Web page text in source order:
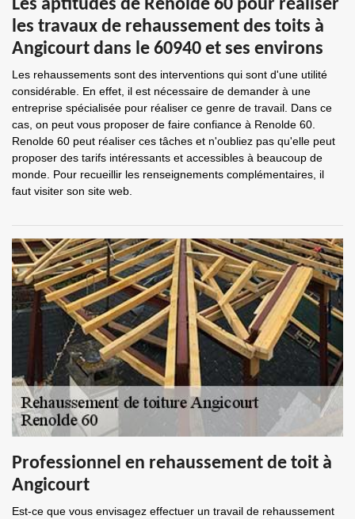
Les aptitudes de Renolde 60 pour réaliser
les travaux de rehaussement des toits à
Angicourt dans le 60940 et ses environs
Les rehaussements sont des interventions qui sont d'une utilité
considérable. En effet, il est nécessaire de demander à une
entreprise spécialisée pour réaliser ce genre de travail. Dans ce
cas, on peut vous proposer de faire confiance à Renolde 60.
Renolde 60 peut réaliser ces tâches et n'oubliez pas qu'elle peut
proposer des tarifs intéressants et accessibles à beaucoup de
monde. Pour recueillir les renseignements complémentaires, il
faut visiter son site web.
Professionnel en rehaussement de toit à
Angicourt
Est-ce que vous envisagez effectuer un travail de rehaussement